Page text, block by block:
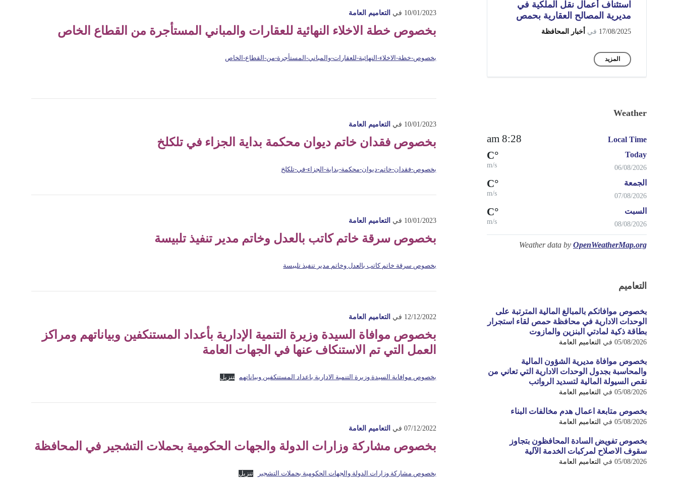
10/01/2023 في التعاميم العامة
بخصوص خطة الاخلاء النهائية للعقارات والمباني المستأجرة من القطاع الخاص
بخصوص-خطة-الاخلاء-النهائية-للعقارات-والمباني-المستأجرة-من-القطاع-الخاص
10/01/2023 في التعاميم العامة
بخصوص فقدان خاتم ديوان محكمة بداية الجزاء في تلكلخ
بخصوص-فقدان-خاتم-ديوان-محكمة-بداية-الجزاء-في-تلكلخ
10/01/2023 في التعاميم العامة
بخصوص سرقة خاتم كاتب بالعدل وخاتم مدير تنفيذ تلبيسة
بخصوص سرقة خاتم كاتب بالعدل وخاتم مدير تنفيذ تلبيسة
12/12/2022 في التعاميم العامة
بخصوص موافاة السيدة وزيرة التنمية الإدارية بأعداد المستنكفين وبياناتهم ومراكز
العمل التي تم الاستنكاف عنها في الجهات العامة
بخصوص موافاىة السيدة وزيرة التنمية الادارية باعداد المستنكفين وبياناتهم تنزيل
07/12/2022 في التعاميم العامة
بخصوص مشاركة وزارات الدولة والجهات الحكومية بحملات التشجير في المحافظة
بخصوص مشاركة وزارات الدولة والجهات الحكومية بحملات التشجير تنزيل
استئناف أعمال نقل الملكية في
مديرية المصالح العقارية بحمص
17/08/2025 في أخبار المحافظة
المزيد
Weather
Local Time
8:28 am
Today
06/08/2026
°C
m/s
الجمعة
07/08/2026
°C
m/s
السبت
08/08/2026
°C
m/s
Weather data by OpenWeatherMap.org
التعاميم
بخصوص موافاتكم بالمبالغ المالية المترتبة على
الوحدات الادارية في محافظة حمص لقاء استجرار
بطاقة ذكية لمادتي البنزين والمازوت
05/08/2026 في التعاميم العامة
بخصوص موافاة مديرية الشؤون المالية
والمحاسبة بجدول الوحدات الادارية التي تعاني من
نقص السيولة المالية لتسديد الرواتب
05/08/2026 في التعاميم العامة
بخصوص متابعة اعمال هدم مخالفات البناء
05/08/2026 في التعاميم العامة
بخصوص تفويض السادة المحافظون بتجاوز
سقوف الاصلاح لمركبات الخدمة الآلية
05/08/2026 في التعاميم العامة